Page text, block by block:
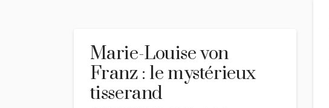
Marie-Louise von
Franz : le mystérieux
tisserand